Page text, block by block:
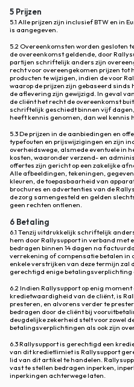
5 Prijzen
5.1 Alle prijzen zijn inclusief BTW en in
is aangegeven.
5.2 Overeenkomsten worden gesloten
de overeenkomst geldende, door
partijen schriftelijk anders zijn
recht voor overeengekomen prijzen tot
producten te wijzigen, indien de voor
waarop de prijzen zijn gebaseerd
de aflevering zijn gewijzigd. In geval
de cliënt het recht de overeenkomst
schriftelijk geschiedt binnen vijf
heeft kennis genomen, dan wel kennis
5.3 De prijzen in de aanbiedingen en
typefouten en prijswijzigingen en zijn
overheidswege, alsmede eventuele in
kosten, waaronder verzend- en
offertes zijn gericht op een zakelijke
Alle afbeeldingen, tekeningen,
kleuren, de toepasbaarheid van
brochures en advertenties van de
de zorg samengesteld en gelden
geen rechten ontlenen.
6 Betaling
6.1 Tenzij uitdrukkelijk schriftelijk
hem door Rallysupport in verband met
bedragen binnen 14 dagen na
verrekening of compensatie betalen in
enkele verstrijken van deze termijn zal
gerechtigd enige betalingsverplichting
6.2 Indien Rallysupport op enig
kredietwaardigheid van de cliënt, is
presteren, en alvorens verder te
bedragen door de cliënt bij
deugdelijke zekerheid stelt voor zowel
betalingsverplichtingen als ook zijn
6.3 Rallysupport is gerechtigd een
van dit kredietlimiet is Rallysupport
lid van dit artikel te handelen.
vast te stellen bedragen inperken,
inperkingen achterwege laten.